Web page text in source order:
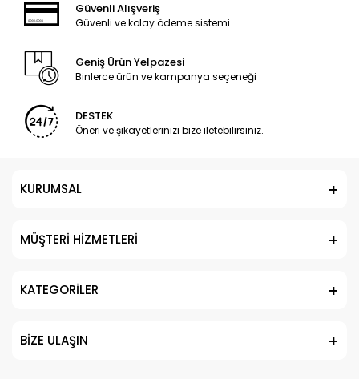
Güvenli Alışveriş
Güvenli ve kolay ödeme sistemi
Geniş Ürün Yelpazesi
Binlerce ürün ve kampanya seçeneği
DESTEK
Öneri ve şikayetlerinizi bize iletebilirsiniz.
KURUMSAL
MÜŞTERİ HİZMETLERİ
KATEGORİLER
BİZE ULAŞIN